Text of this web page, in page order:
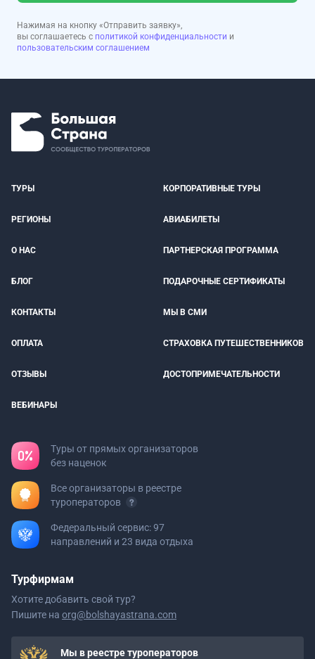
Нажимая на кнопку «Отправить заявку»,
вы соглашаетесь с политикой конфиденциальности и
пользовательским соглашением
ТУРЫ КОРПОРАТИВНЫЕ ТУРЫ
РЕГИОНЫ АВИАБИЛЕТЫ
О НАС ПАРТНЕРСКАЯ ПРОГРАММА
БЛОГ ПОДАРОЧНЫЕ СЕРТИФИКАТЫ
КОНТАКТЫ МЫ В СМИ
ОПЛАТА СТРАХОВКА ПУТЕШЕСТВЕННИКОВ
ОТЗЫВЫ ДОСТОПРИМЕЧАТЕЛЬНОСТИ
ВЕБИНАРЫ
Туры от прямых организаторов
без наценок
Все организаторы в реестре
туроператоров
Федеральный сервис: 97
направлений и 23 вида отдыха
Турфирмам
Хотите добавить свой тур?
Пишите на org@bolshayastrana.com
Мы в реестре туроператоров